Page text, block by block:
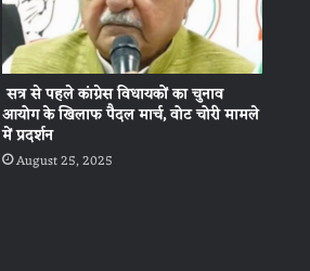
सत्र से पहले कांग्रेस विधायकों का चुनाव
आयोग के खिलाफ पैदल मार्च, वोट चोरी मामले
में प्रदर्शन
August 25, 2025